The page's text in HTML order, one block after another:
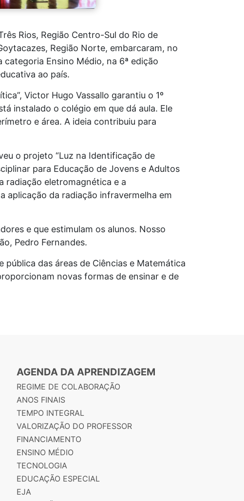
Rios, Região Centro-Sul do Rio de
Região Norte, embarcaram, no
categoria Ensino Médio, na 6ª edição
ao país.
Victor Hugo Vassallo garantiu o 1º
instalado o colégio em que dá aula. Ele
e área. A ideia contribuiu para
o projeto “Luz na Identificação de
para Educação de Jovens e Adultos
radiação eletromagnética e a
aplicação da radiação infravermelha em
e que estimulam os alunos. Nosso
Pedro Fernandes.
das áreas de Ciências e Matemática
novas formas de ensinar e de
AGENDA DA APRENDIZAGEM
REGIME DE COLABORAÇÃO
ANOS FINAIS
TEMPO INTEGRAL
VALORIZAÇÃO DO PROFESSOR
FINANCIAMENTO
ENSINO MÉDIO
TECNOLOGIA
EDUCAÇÃO ESPECIAL
EJA